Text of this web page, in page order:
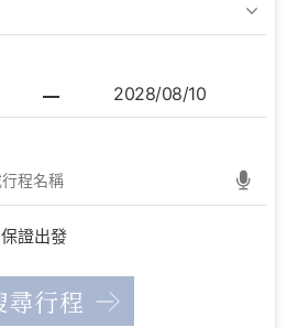
保證出發